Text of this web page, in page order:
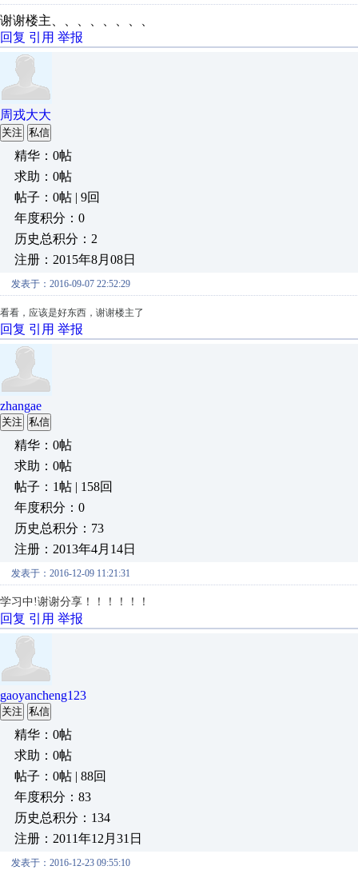
谢谢楼主、、、、、、、、
回复 引用 举报
周戎大大
关注 私信
精华：0帖
求助：0帖
帖子：0帖 | 9回
年度积分：0
历史总积分：2
注册：2015年8月08日
发表于：2016-09-07 22:52:29
看看，应该是好东西，谢谢楼主了
回复 引用 举报
zhangae
关注 私信
精华：0帖
求助：0帖
帖子：1帖 | 158回
年度积分：0
历史总积分：73
注册：2013年4月14日
发表于：2016-12-09 11:21:31
学习中!谢谢分享！！！！！！
回复 引用 举报
gaoyancheng123
关注 私信
精华：0帖
求助：0帖
帖子：0帖 | 88回
年度积分：83
历史总积分：134
注册：2011年12月31日
发表于：2016-12-23 09:55:10